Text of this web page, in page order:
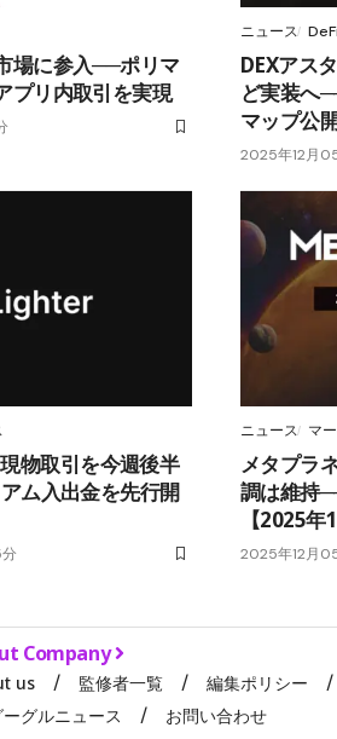
場に参入──ポリマ
プリ内取引を実現
ニュース
DEXアス
ど実装へ
マップ公
2025年12月
物取引を今週後半
ム入出金を先行開
ニュース マ
メタプラ
調は維持
【2025
2025年12月
Company
us 監修者一覧 編集ポリシー
ーグルニュース
お問い合わせ